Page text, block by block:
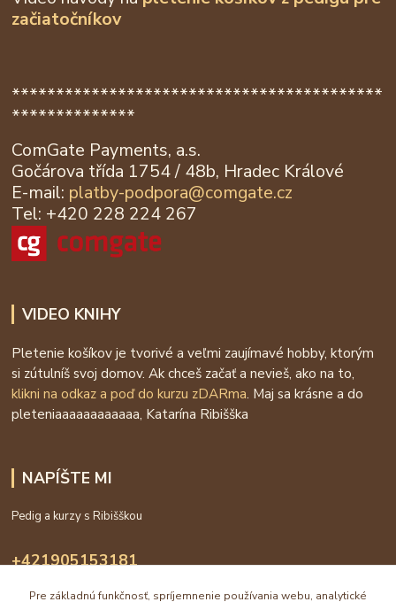
začiatočníkov
******************************************
**************
ComGate Payments, a.s.
Gočárova třída 1754 / 48b, Hradec Králové
E-mail: platby-podpora@comgate.cz
Tel: +420 228 224 267
VIDEO KNIHY
Pletenie košíkov je tvorivé a veľmi zaujímavé hobby, ktorým
si zútulníš svoj domov. Ak chceš začať a nevieš, ako na to,
klikni na odkaz a poď do kurzu zDARma. Maj sa krásne a do
pleteniaaaaaaaaaaaa, Katarína Ribišška
NAPÍŠTE MI
Pedig a kurzy s Ribišškou
+421905153181
Pre základnú funkčnosť, spríjemnenie používania webu, analytické